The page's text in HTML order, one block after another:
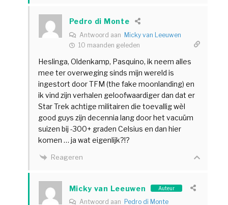
Pedro di Monte
Antwoord aan Micky van Leeuwen
10 maanden geleden
Heslinga, Oldenkamp, Pasquino, ik neem alles
mee ter overweging sinds mijn wereld is
ingestort door TFM (the fake moonlanding) en
ik vind zijn verhalen geloofwaardiger dan dat er
Star Trek achtige militairen die toevallig wèl
good guys zijn decennia lang door het vacuüm
suizen bij -300+ graden Celsius en dan hier
komen … ja wat eigenlijk?!?
Reageren
Micky van Leeuwen Auteur
Antwoord aan Pedro di Monte